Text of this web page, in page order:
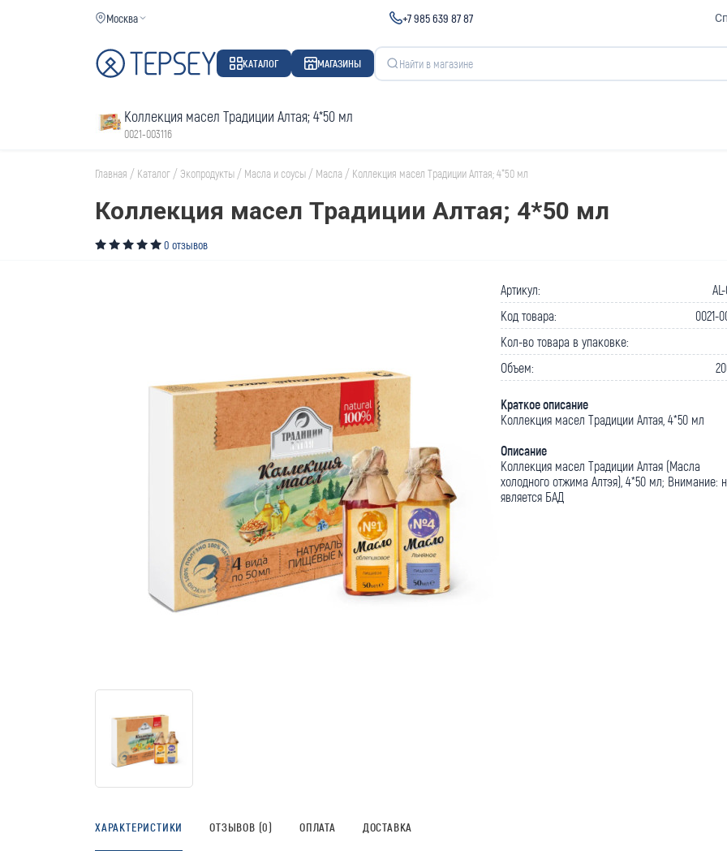
Москва +7 985 639 87 87
КАТАЛОГ МАГАЗИНЫ
Коллекция масел Традиции Алтая; 4*50 мл
0021-003116
Главная / Каталог /Экопродукты / Масла и соусы / Масла / Коллекция масел Традиции Алтая; 4*50 мл
Коллекция масел Традиции Алтая; 4*50 мл
0 отзывов
Артикул:
Код товара:
0021-
Кол-во товара в упаковке:
Объем:
Краткое описание
Коллекция масел Традиции Алтая, 4*50 мл
Описание
Коллекция масел Традиции Алтая (Масла
холодного отжима Алтэя), 4*50 мл; Внимание:
является БАД
ХАРАКТЕРИСТИКИ ОТЗЫВОВ (0) ОПЛАТА ДОСТАВКА